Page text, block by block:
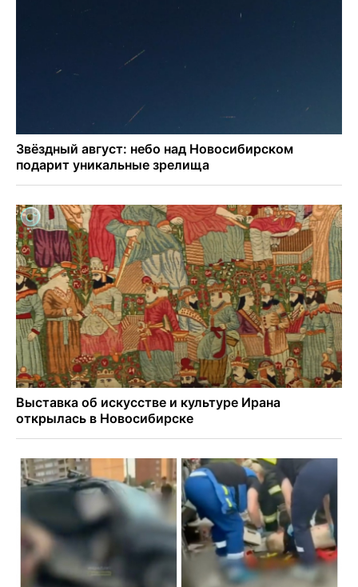
Трех туберкулезников под конвоем доставили в